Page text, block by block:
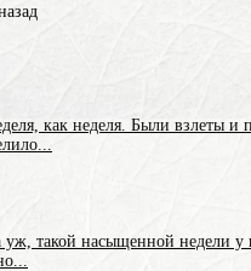
как неделя. Были взлеты и
уж, такой насыщенной недели у